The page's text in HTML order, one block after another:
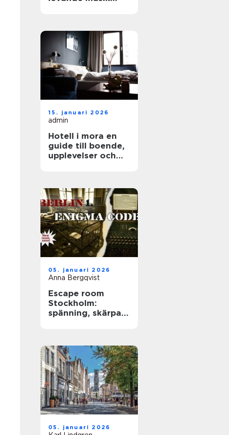
15. januari 2026
admin
Hotell i mora en
guide till boende,
upplevelser och
05. januari 2026
Anna Bergqvist
Escape room
Stockholm:
spänning, skärpa
05. januari 2026